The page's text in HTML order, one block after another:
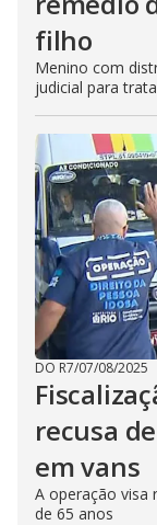
filho
Menino com
judicial para
DO R7/07/08/2025
recusa
em vans
A operação visa
de 65 anos